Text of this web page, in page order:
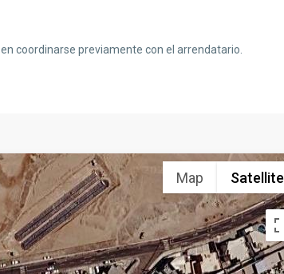
coordinarse previamente con el arrendatario.
Map Satellite